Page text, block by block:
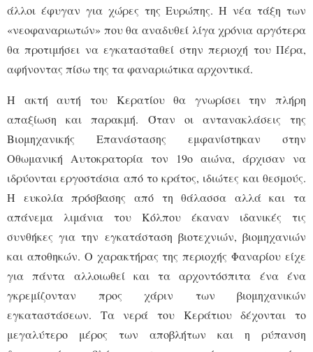
άλλοι έφυγαν για χώρες της Ευρώπης. Η νέα τάξη των
«νεοφαναριωτών» που θα αναδυθεί λίγα χρόνια αργότερα
θα προτιμήσει να εγκατασταθεί στην περιοχή του Πέρα,
αφήνοντας πίσω της τα φαναριώτικα αρχοντικά.
Η ακτή αυτή του Κερατίου θα γνωρίσει την πλήρη
απαξίωση και παρακμή. Όταν οι αντανακλάσεις της
Βιομηχανικής Επανάστασης εμφανίστηκαν στην
Οθωμανική Αυτοκρατορία τον 19ο αιώνα, άρχισαν να
ιδρύονται εργοστάσια από το κράτος, ιδιώτες και θεσμούς.
Η ευκολία πρόσβασης από τη θάλασσα αλλά και τα
απάνεμα λιμάνια του Κόλπου έκαναν ιδανικές τις
συνθήκες για την εγκατάσταση βιοτεχνιών, βιομηχανιών
και αποθηκών. Ο χαρακτήρας της περιοχής Φαναρίου είχε
για πάντα αλλοιωθεί και τα αρχοντόσπιτα ένα ένα
γκρεμίζονταν προς χάριν των βιομηχανικών
εγκαταστάσεων. Τα νερά του Κεράτιου δέχονται το
μεγαλύτερο μέρος των αποβλήτων και η ρύπανση